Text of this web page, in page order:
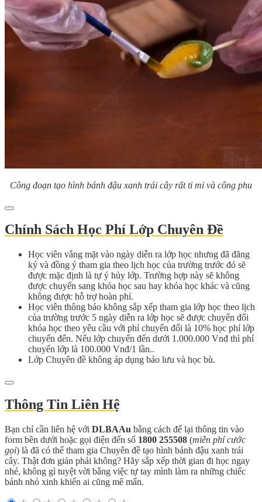
Công đoạn tạo hình bánh đậu xanh trái cây rất tỉ mỉ và công phu
Chính Sách Học Phí Lớp Chuyên Đề
Học viên vắng mặt vào ngày diễn ra lớp học nhưng đã đăng
ký và đồng ý tham gia theo lịch học của trường trước đó sẽ
được mặc định là tự ý hủy lớp. Trường hợp này sẽ không
được chuyển sang khóa học sau hay khóa học khác và cũng
không được hỗ trợ hoàn phí.
Học viên thông báo không sắp xếp tham gia lớp học theo lịch
của trường trước 5 ngày diễn ra lớp học sẽ được chuyển đổi
khóa học theo yêu cầu với phí chuyển đổi là 10% học phí lớp
chuyển đến. Nếu lớp chuyển đến dưới 1.000.000 Vnđ thì phí
chuyển lớp là 100.000 Vnđ/1 lần..
Lớp Chuyên đề không áp dụng bảo lưu và học bù.
Thông Tin Liên Hệ
Bạn chỉ cần liên hệ với DLBAAu bằng cách để lại thông tin vào
form bên dưới hoặc gọi điện đến số 1800 255508 (miễn phí cước
gọi) là đã có thể tham gia Chuyên đề tạo hình bánh đậu xanh trái
cây. Thật đơn giản phải không? Hãy sắp xếp thời gian đi học ngay
nhé, không gì tuyệt vời bằng việc tự tay mình làm ra những chiếc
bánh nhỏ xinh khiến ai cũng mê mẩn.